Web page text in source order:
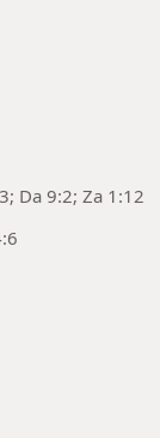
Da 9:2; Za 1:12